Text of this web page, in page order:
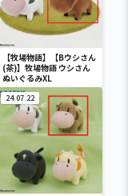
【牧場物語】【Bウシさん
(茶)】牧場物語 ウシさん
ぬいぐるみXL
24.07.22